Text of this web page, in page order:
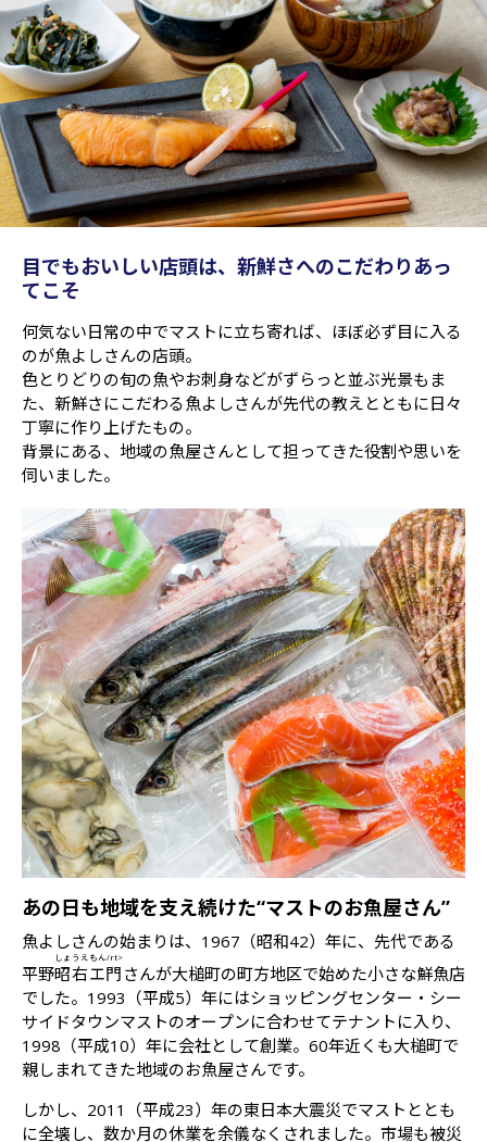
目でもおいしい店頭は、新鮮さへのこだわりあっ
てこそ
何気ない日常の中でマストに立ち寄れば、ほぼ必ず目に入る
のが魚よしさんの店頭。
色とりどりの旬の魚やお刺身などがずらっと並ぶ光景もま
た、新鮮さにこだわる魚よしさんが先代の教えとともに日々
丁寧に作り上げたもの。
背景にある、地域の魚屋さんとして担ってきた役割や思いを
伺いました。
あの日も地域を支え続けた“マストのお魚屋さん”
魚よしさんの始まりは、1967（昭和42）年に、先代である
平野昭右エ門
しょうえもん/rt>
さんが大槌町の町方地区で始めた小さな鮮魚店
でした。1993（平成5）年にはショッピングセンター・シー
サイドタウンマストのオープンに合わせてテナントに入り、
1998（平成10）年に会社として創業。60年近くも大槌町で
親しまれてきた地域のお魚屋さんです。
しかし、2011（平成23）年の東日本大震災でマストととも
に全壊し、数か月の休業を余儀なくされました。市場も被災